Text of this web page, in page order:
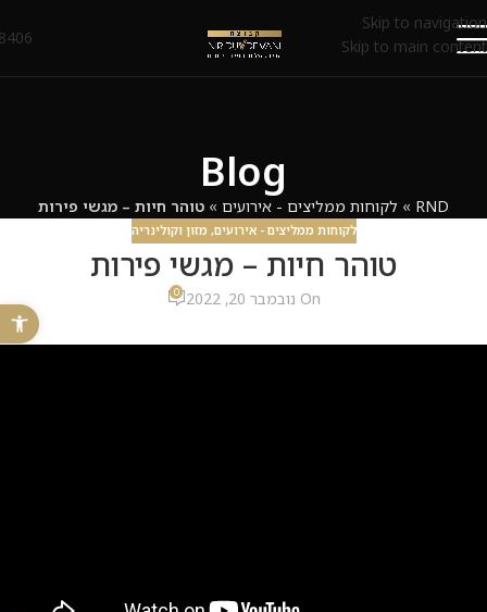
Skip to navigation
Skip to main content
Blog
RND
» לקוחות ממליצים - אירועים » טוהר חיות – מגשי פירות
לקוחות ממליצים - אירועים, מזון וקולינריה
טוהר חיות – מגשי פירות
On נובמבר 20, 2022 0